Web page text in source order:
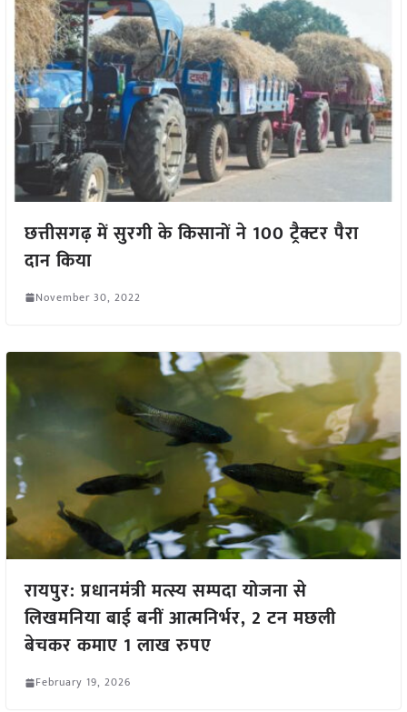
छत्तीसगढ़ में सुरगी के किसानों ने 100 ट्रैक्टर पैरा
दान किया
November 30, 2022
रायपुर: प्रधानमंत्री मत्स्य सम्पदा योजना से
लिखमनिया बाई बनीं आत्मनिर्भर, 2 टन मछली
बेचकर कमाए 1 लाख रुपए
February 19, 2026